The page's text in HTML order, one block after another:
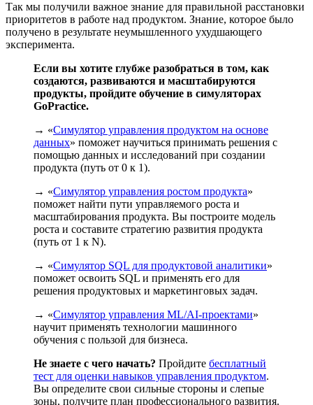
Так мы получили важное знание для правильной расстановки
приоритетов в работе над продуктом. Знание, которое было
получено в результате неумышленного ухудшающего
эксперимента.
Если вы хотите глубже разобраться в том, как
создаются, развиваются и масштабируются
продукты, пройдите обучение в симуляторах
GoPractice.
→ «Симулятор управления продуктом на основе
данных» поможет научиться принимать решения с
помощью данных и исследований при создании
продукта (путь от 0 к 1).
→ «Симулятор управления ростом продукта»
поможет найти пути управляемого роста и
масштабирования продукта. Вы построите модель
роста и составите стратегию развития продукта
(путь от 1 к N).
→ «Симулятор SQL для продуктовой аналитики»
поможет освоить SQL и применять его для
решения продуктовых и маркетинговых задач.
→ «Симулятор управления ML/AI-проектами»
научит применять технологии машинного
обучения с пользой для бизнеса.
Не знаете с чего начать? Пройдите бесплатный
тест для оценки навыков управления продуктом.
Вы определите свои сильные стороны и слепые
зоны, получите план профессионального развития.